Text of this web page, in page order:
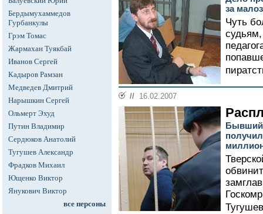
Бердымухаммедов
Гурбанкулы
Грэм Томас
Жармахан Туякбай
Иванов Сергей
Кадыров Рамзан
Медведев Дмитрий
Нарышкин Сергей
Ольмерт Эхуд
Путин Владимир
Сердюков Анатолий
Тугушев Александр
Фрадков Михаил
Ющенко Виктор
Янукович Виктор
все персоны
за
Чуть
// 16.02.2007
Бывший